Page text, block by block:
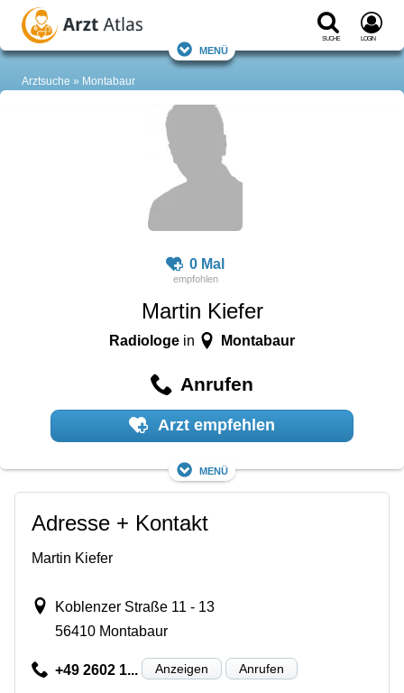
Suche Login
Menü
Arztsuche Montabaur
0 Mal
Martin Kiefer
Radiologein Montabaur
Anrufen
Arzt empfehlen
Menü
Adresse + Kontakt
Martin Kiefer
Koblenzer Straße 11 - 13
56410 Montabaur
+49 2602 1... Anzeigen Anrufen